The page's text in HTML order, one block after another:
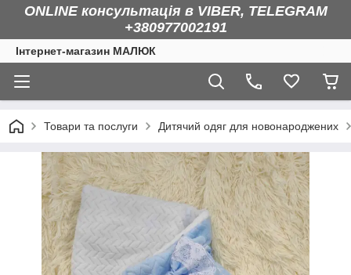
ONLINE консультація в VIBER, TELEGRAM
+380977002191
Інтернет-магазин МАЛЮК
Товари та послуги Дитячий одяг для новонароджених